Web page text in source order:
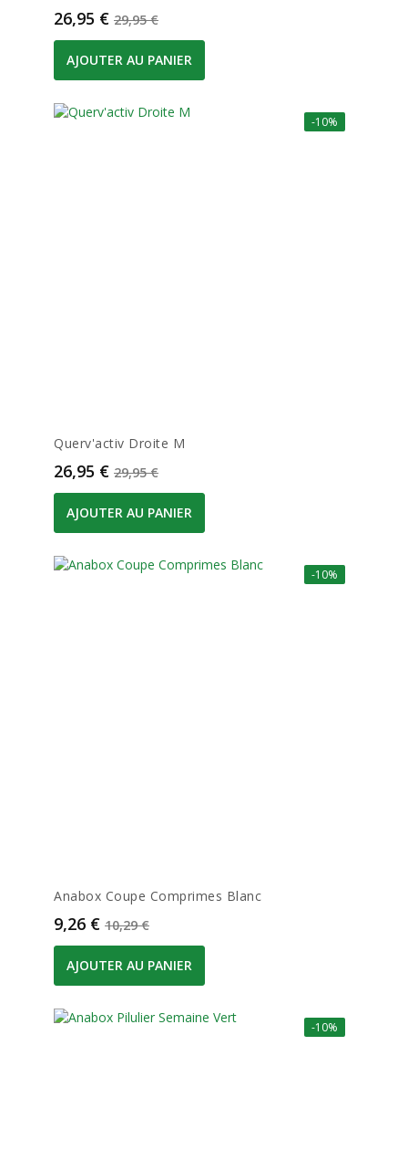
Prix
26,95 € Prix de base
29,95 €
AJOUTER AU PANIER
-10%
Querv'activ Droite M
Prix
26,95 € Prix de base
29,95 €
AJOUTER AU PANIER
-10%
Anabox Coupe Comprimes Blanc
Prix
9,26 € Prix de base
10,29 €
AJOUTER AU PANIER
-10%